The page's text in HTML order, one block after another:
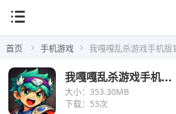
首页 手机游戏 我嘎嘎乱杀游戏手机版
大小： 353.30MB
下载： 53次
我嘎嘎乱杀游戏手机版官方下载